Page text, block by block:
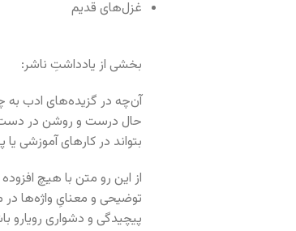
غزل‌های قدیم
بخشی از یادداشتِ ناشر:
آن‌چه در گزیده‌های ادب
حال درست و روشن در
بتواند در کارهای آموزشی
از این رو متن با هیچ
توضیحی و معنایِ واژه‌ها
پیچیدگی و دشواری رویارو